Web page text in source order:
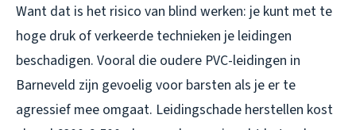
Want dat is het risico van blind werken: je kunt met te
hoge druk of verkeerde technieken je leidingen
beschadigen. Vooral die oudere PVC-leidingen in
Barneveld zijn gevoelig voor barsten als je er te
agressief mee omgaat. Leidingschade herstellen kost